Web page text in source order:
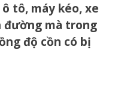
tô, máy kéo, xe
đường mà trong
độ cồn có bị